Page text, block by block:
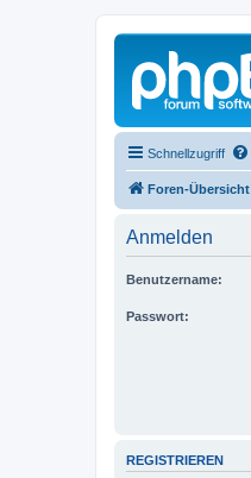
Schnellzugriff
Foren-Übersicht
Anmelden
Benutzername:
Passwort:
REGISTRIEREN